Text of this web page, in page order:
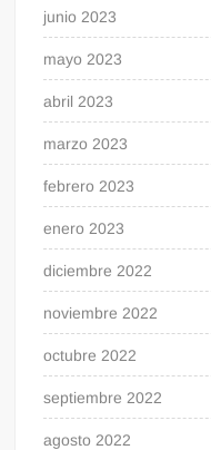
junio 2023
mayo 2023
abril 2023
marzo 2023
febrero 2023
enero 2023
diciembre 2022
noviembre 2022
octubre 2022
septiembre 2022
agosto 2022